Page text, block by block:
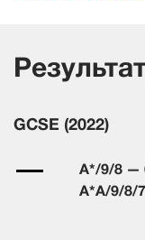
GCSE (2022)
A*/9/8 —
A*A/9/8/